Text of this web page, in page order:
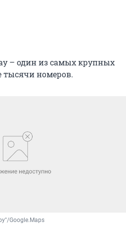
– один из самых крупных
тысячи номеров.
Google.Maps